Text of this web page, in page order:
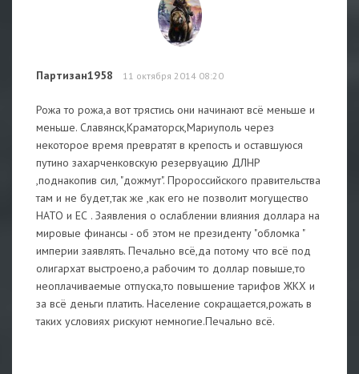
Партизан1958 11 октября 2014 08:20
Рожа то рожа,а вот трястись они начинают всё меньше и
меньше. Славянск,Краматорск,Мариуполь через
некоторое время превратят в крепость и оставшуюся
путино захарченковскую резервуацию ДЛНР
,поднакопив сил, "дожмут". Пророссийского правительства
там и не будет,так же ,как его не позволит могущество
НАТО и ЕС . Заявления о ослаблении влияния доллара на
мировые финансы - об этом не президенту "обломка "
империи заявлять. Печально всё,да потому что всё под
олигархат выстроено,а рабочим то доллар повыше,то
неоплачиваемые отпуска,то повышение тарифов ЖКХ и
за всё деньги платить. Население сокращается,рожать в
таких условиях рискуют немногие.Печально всё.